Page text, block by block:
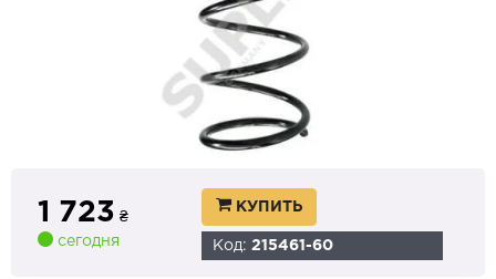
1 723 ₴
сегодня
КУПИТЬ
Код: 215461-60